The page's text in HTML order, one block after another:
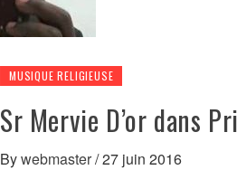
MUSIQUE RELIGIEUSE
Sr Mervie D’or dans
Bywebmaster/27 juin 2016